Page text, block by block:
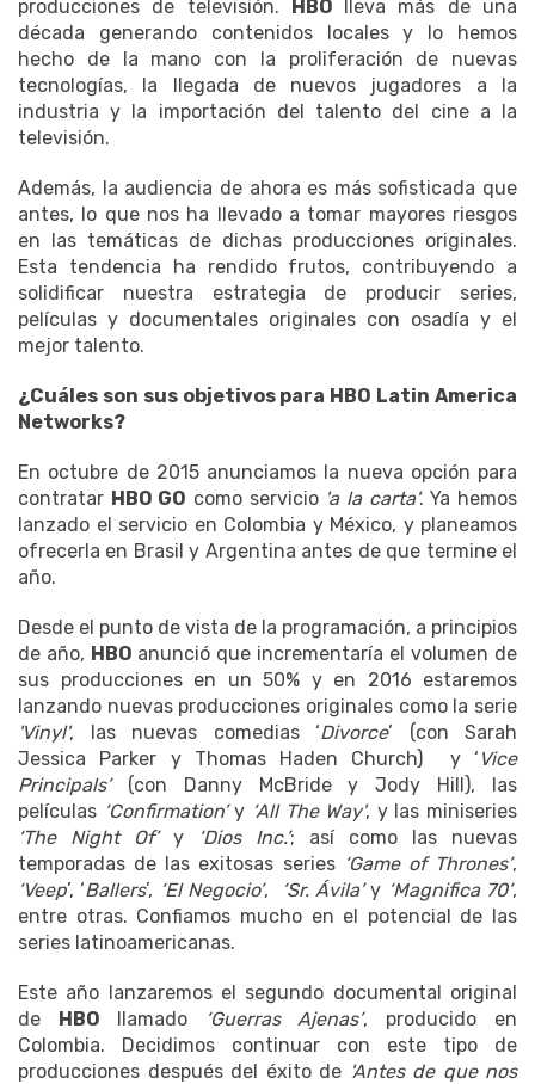
producciones de televisión. HBO
lleva más de una
década generando contenidos locales y lo hemos
hecho de la mano con la proliferación de nuevas
tecnologías, la llegada de nuevos jugadores a la
industria y la importación del talento del cine a la
televisión.
Además, la audiencia de ahora es más sofisticada que
antes, lo que nos ha llevado a tomar mayores riesgos
en las temáticas de dichas producciones originales.
Esta tendencia ha rendido frutos, contribuyendo a
solidificar nuestra estrategia de producir series,
películas y documentales originales con osadía y el
mejor talento.
¿Cuáles son sus objetivos para HBO Latin America
Networks?
En octubre de 2015 anunciamos la nueva opción para
contratar HBO GO como servicio 'a la carta'. Ya hemos
lanzado el servicio en Colombia y México, y planeamos
ofrecerla en Brasil y Argentina antes de que termine el
año.
Desde el punto de vista de la programación, a principios
de año, HBO anunció que incrementaría el volumen de
sus producciones en un 50% y en 2016 estaremos
lanzando nuevas producciones originales como la serie
'Vinyl', las nuevas comedias ‘Divorce’ (con Sarah
Jessica Parker y Thomas Haden Church) y ‘ Vice
Principals’(con Danny McBride y Jody Hill), las
películas ‘Confirmation’y ‘All The Way', y las miniseries
‘The Night Of’y ‘Dios Inc.’; así como las nuevas
temporadas de las exitosas series ‘Game of Thrones’,
‘Veep’, ‘Ballers’, ‘El Negocio’, ‘Sr. Ávila’y ‘Magnifica 70’,
entre otras. Confiamos mucho en el potencial de las
series latinoamericanas.
Este año lanzaremos el segundo documental original
de HBO llamado‘Guerras Ajenas’, producido en
Colombia. Decidimos continuar con este tipo de
producciones después del éxito de 'Antes de que nos